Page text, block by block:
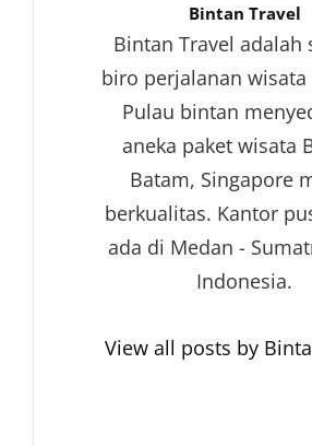
Author:
Bintan Travel
Bintan Travel adalah
biro perjalanan
Pulau bintan
aneka paket wisata
Batam, Singapore
berkualitas. Kantor
ada di Medan -
Indonesia.
View all posts by